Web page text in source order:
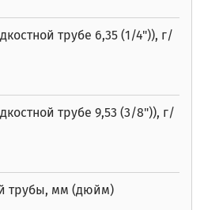
трубе 6,35 (1/4")), г/
трубе 9,53 (3/8")), г/
трубы, мм (дюйм)